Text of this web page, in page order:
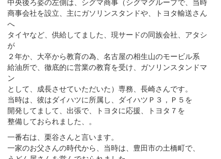
商事会社を設立、主にガソリンスタンドや、トヨタ輸送さん
へ
タイヤなど、供給してました、現サードの同族会社、アタシ
が
２年か、大卒から教育の為、名古屋の相生山のモービル系
給油所で、徹底的に営業の教育を受け、ガソリンスタンドマ
ン
として、成長させていただいた）専務、長崎さんです。
当時は、彼はダイハツに所属し、ダイハツＰ３，Ｐ５を
開発してまして、出張で、トヨタに応援、トヨタ７を
整備しておられました、。
一番右は、栗谷さんと言います。
一家のお父さんの時代から、当時は、豊田市の土橋町で、